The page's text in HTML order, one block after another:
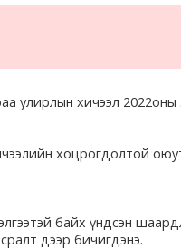
улирлын хичээл
хоцрогдолтой
байх үндсэн
дээр бичигдэнэ.